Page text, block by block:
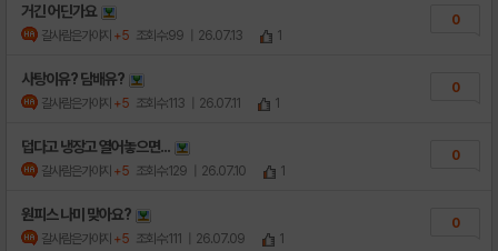
거긴 어딘가요
갈사람은가야지 +5 조회수:99 | 26.07.13 1
0
사탕이유? 담배유?
갈사람은가야지 +5 조회수:113 | 26.07.11 1
0
덥다고 냉장고 열어놓으면...
갈사람은가야지 +5 조회수:129 | 26.07.10 1
0
원피스 나미 맞아요?
갈사람은가야지 +5 조회수:111 | 26.07.09 1
0